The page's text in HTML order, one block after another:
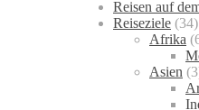
Reisen auf
Reiseziele (34)
Afrika
Asien